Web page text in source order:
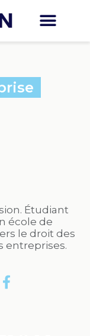
Étudiant
école de
le droit des
entreprises.